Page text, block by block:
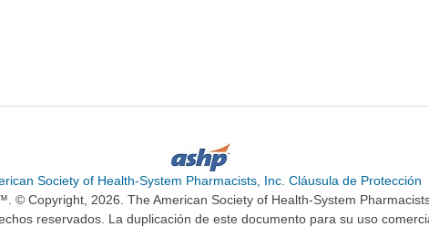
Society of Health-System Pharmacists, Inc. Cláusula de Protección
© Copyright, 2026. The American Society of Health-System
reservados. La duplicación de este documento para su uso